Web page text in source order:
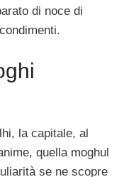
di noce di
la capitale, al
quella moghul
se ne scopre